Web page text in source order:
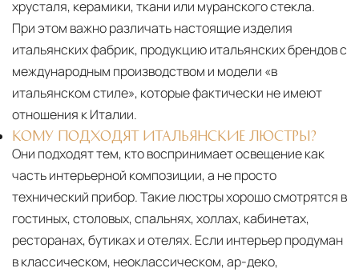
хрусталя, керамики, ткани или муранского стекла.
При этом важно различать настоящие изделия
итальянских фабрик, продукцию итальянских брендов с
международным производством и модели «в
итальянском стиле», которые фактически не имеют
отношения к Италии.
КОМУ ПОДХОДЯТ ИТАЛЬЯНСКИЕ ЛЮСТРЫ?
Они подходят тем, кто воспринимает освещение как
часть интерьерной композиции, а не просто
технический прибор. Такие люстры хорошо смотрятся в
гостиных, столовых, спальнях, холлах, кабинетах,
ресторанах, бутиках и отелях. Если интерьер продуман
в классическом, неоклассическом, ар-деко,